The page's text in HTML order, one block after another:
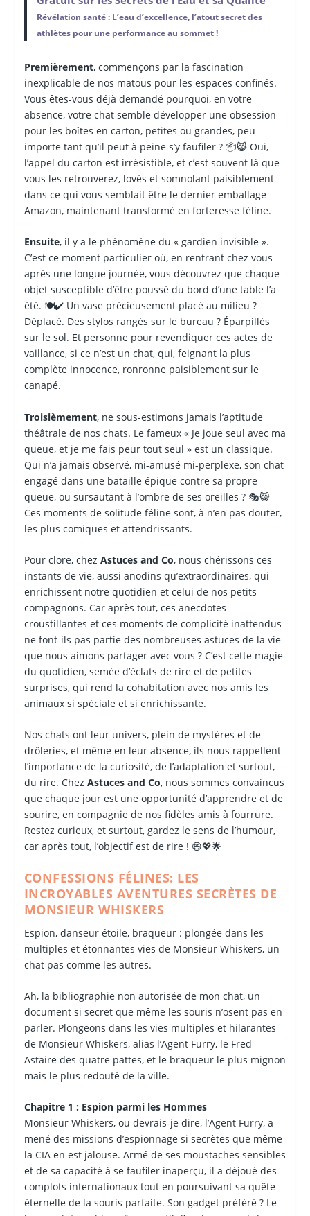
Révélation santé : L’eau d’excellence, l’atout secret des
athlètes pour une performance au sommet !
Premièrement, commençons par la fascination
inexplicable de nos matous pour les espaces confinés.
Vous êtes-vous déjà demandé pourquoi, en votre
absence, votre chat semble développer une obsession
pour les boîtes en carton, petites ou grandes, peu
importe tant qu’il peut à peine s’y faufiler ? 📦😹 Oui,
l’appel du carton est irrésistible, et c’est souvent là que
vous les retrouverez, lovés et somnolant paisiblement
dans ce qui vous semblait être le dernier emballage
Amazon, maintenant transformé en forteresse féline.
Ensuite, il y a le phénomène du « gardien invisible ».
C’est ce moment particulier où, en rentrant chez vous
après une longue journée, vous découvrez que chaque
objet susceptible d’être poussé du bord d’une table l’a
été. 🍽️✔️ Un vase précieusement placé au milieu ?
Déplacé. Des stylos rangés sur le bureau ? Éparpillés
sur le sol. Et personne pour revendiquer ces actes de
vaillance, si ce n’est un chat, qui, feignant la plus
complète innocence, ronronne paisiblement sur le
canapé.
Troisièmement, ne sous-estimons jamais l’aptitude
théâtrale de nos chats. Le fameux « Je joue seul avec ma
queue, et je me fais peur tout seul » est un classique.
Qui n’a jamais observé, mi-amusé mi-perplexe, son chat
engagé dans une bataille épique contre sa propre
queue, ou sursautant à l’ombre de ses oreilles ? 🎭😸
Ces moments de solitude féline sont, à n’en pas douter,
les plus comiques et attendrissants.
Pour clore, chez Astuces and Co, nous chérissons ces
instants de vie, aussi anodins qu’extraordinaires, qui
enrichissent notre quotidien et celui de nos petits
compagnons. Car après tout, ces anecdotes
croustillantes et ces moments de complicité inattendus
ne font-ils pas partie des nombreuses astuces de la vie
que nous aimons partager avec vous ? C’est cette magie
du quotidien, semée d’éclats de rire et de petites
surprises, qui rend la cohabitation avec nos amis les
animaux si spéciale et si enrichissante.
Nos chats ont leur univers, plein de mystères et de
drôleries, et même en leur absence, ils nous rappellent
l’importance de la curiosité, de l’adaptation et surtout,
du rire. Chez Astuces and Co, nous sommes convaincus
que chaque jour est une opportunité d’apprendre et de
sourire, en compagnie de nos fidèles amis à fourrure.
Restez curieux, et surtout, gardez le sens de l’humour,
car après tout, l’objectif est de rire ! 😄💖🌟
CONFESSIONS FÉLINES: LES
INCROYABLES AVENTURES SECRÈTES DE
MONSIEUR WHISKERS
Espion, danseur étoile, braqueur : plongée dans les
multiples et étonnantes vies de Monsieur Whiskers, un
chat pas comme les autres.
Ah, la bibliographie non autorisée de mon chat, un
document si secret que même les souris n’osent pas en
parler. Plongeons dans les vies multiples et hilarantes
de Monsieur Whiskers, alias l’Agent Furry, le Fred
Astaire des quatre pattes, et le braqueur le plus mignon
mais le plus redouté de la ville.
Chapitre 1 : Espion parmi les Hommes
Monsieur Whiskers, ou devrais-je dire, l’Agent Furry, a
mené des missions d’espionnage si secrètes que même
la CIA en est jalouse. Armé de ses moustaches sensibles
et de sa capacité à se faufiler inaperçu, il a déjoué des
complots internationaux tout en poursuivant sa quête
éternelle de la souris parfaite. Son gadget préféré ? Le